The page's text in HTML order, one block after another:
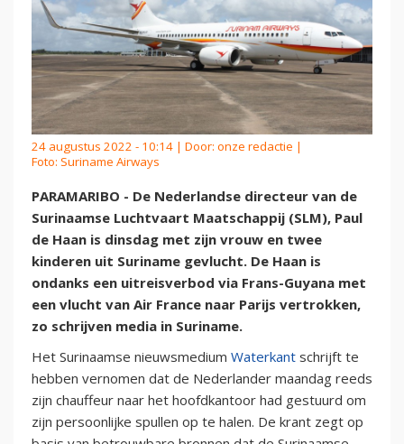
24 augustus 2022 - 10:14 | Door: onze redactie |
Foto: Suriname Airways
PARAMARIBO - De Nederlandse directeur van de
Surinaamse Luchtvaart Maatschappij (SLM), Paul
de Haan is dinsdag met zijn vrouw en twee
kinderen uit Suriname gevlucht. De Haan is
ondanks een uitreisverbod via Frans-Guyana met
een vlucht van Air France naar Parijs vertrokken,
zo schrijven media in Suriname.
Het Surinaamse nieuwsmedium Waterkant schrijft te
hebben vernomen dat de Nederlander maandag reeds
zijn chauffeur naar het hoofdkantoor had gestuurd om
zijn persoonlijke spullen op te halen. De krant zegt op